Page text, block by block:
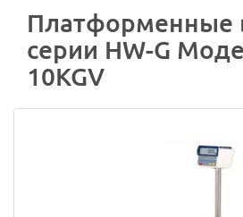
Платформенные
серии HW-G
10KGV